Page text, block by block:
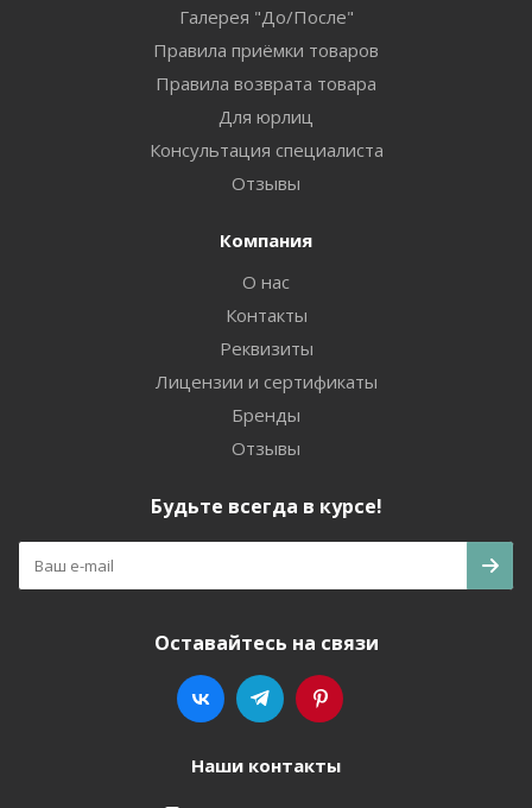
Галерея "До/После"
Правила приёмки товаров
Правила возврата товара
Для юрлиц
Консультация специалиста
Отзывы
Компания
О нас
Контакты
Реквизиты
Лицензии и сертификаты
Бренды
Отзывы
Будьте всегда в курсе!
Оставайтесь на связи
Наши контакты